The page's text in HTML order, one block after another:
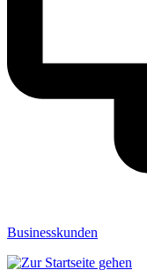
Businesskunden